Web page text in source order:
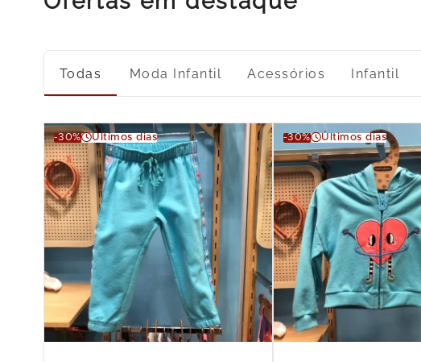
Todas Moda Infantil Acessórios Infantil
-30% Últimos dias -30% Últimos dias